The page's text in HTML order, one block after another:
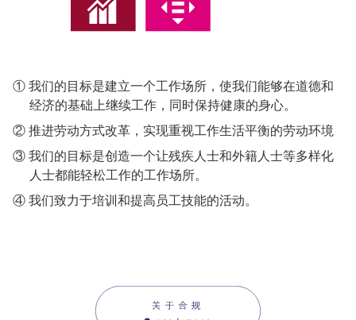
① 我们的目标是建立一个工作场所，使我们能够在道德和
经济的基础上继续工作，同时保持健康的身心。
② 推进劳动方式改革，实现重视工作生活平衡的劳动环境
③ 我们的目标是创造一个让残疾人士和外籍人士等多样化
人士都能轻松工作的工作场所。
④ 我们致力于培训和提高员工技能的活动。